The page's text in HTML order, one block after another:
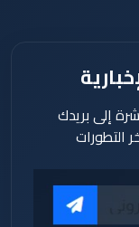
إلى بريدك
التطورات